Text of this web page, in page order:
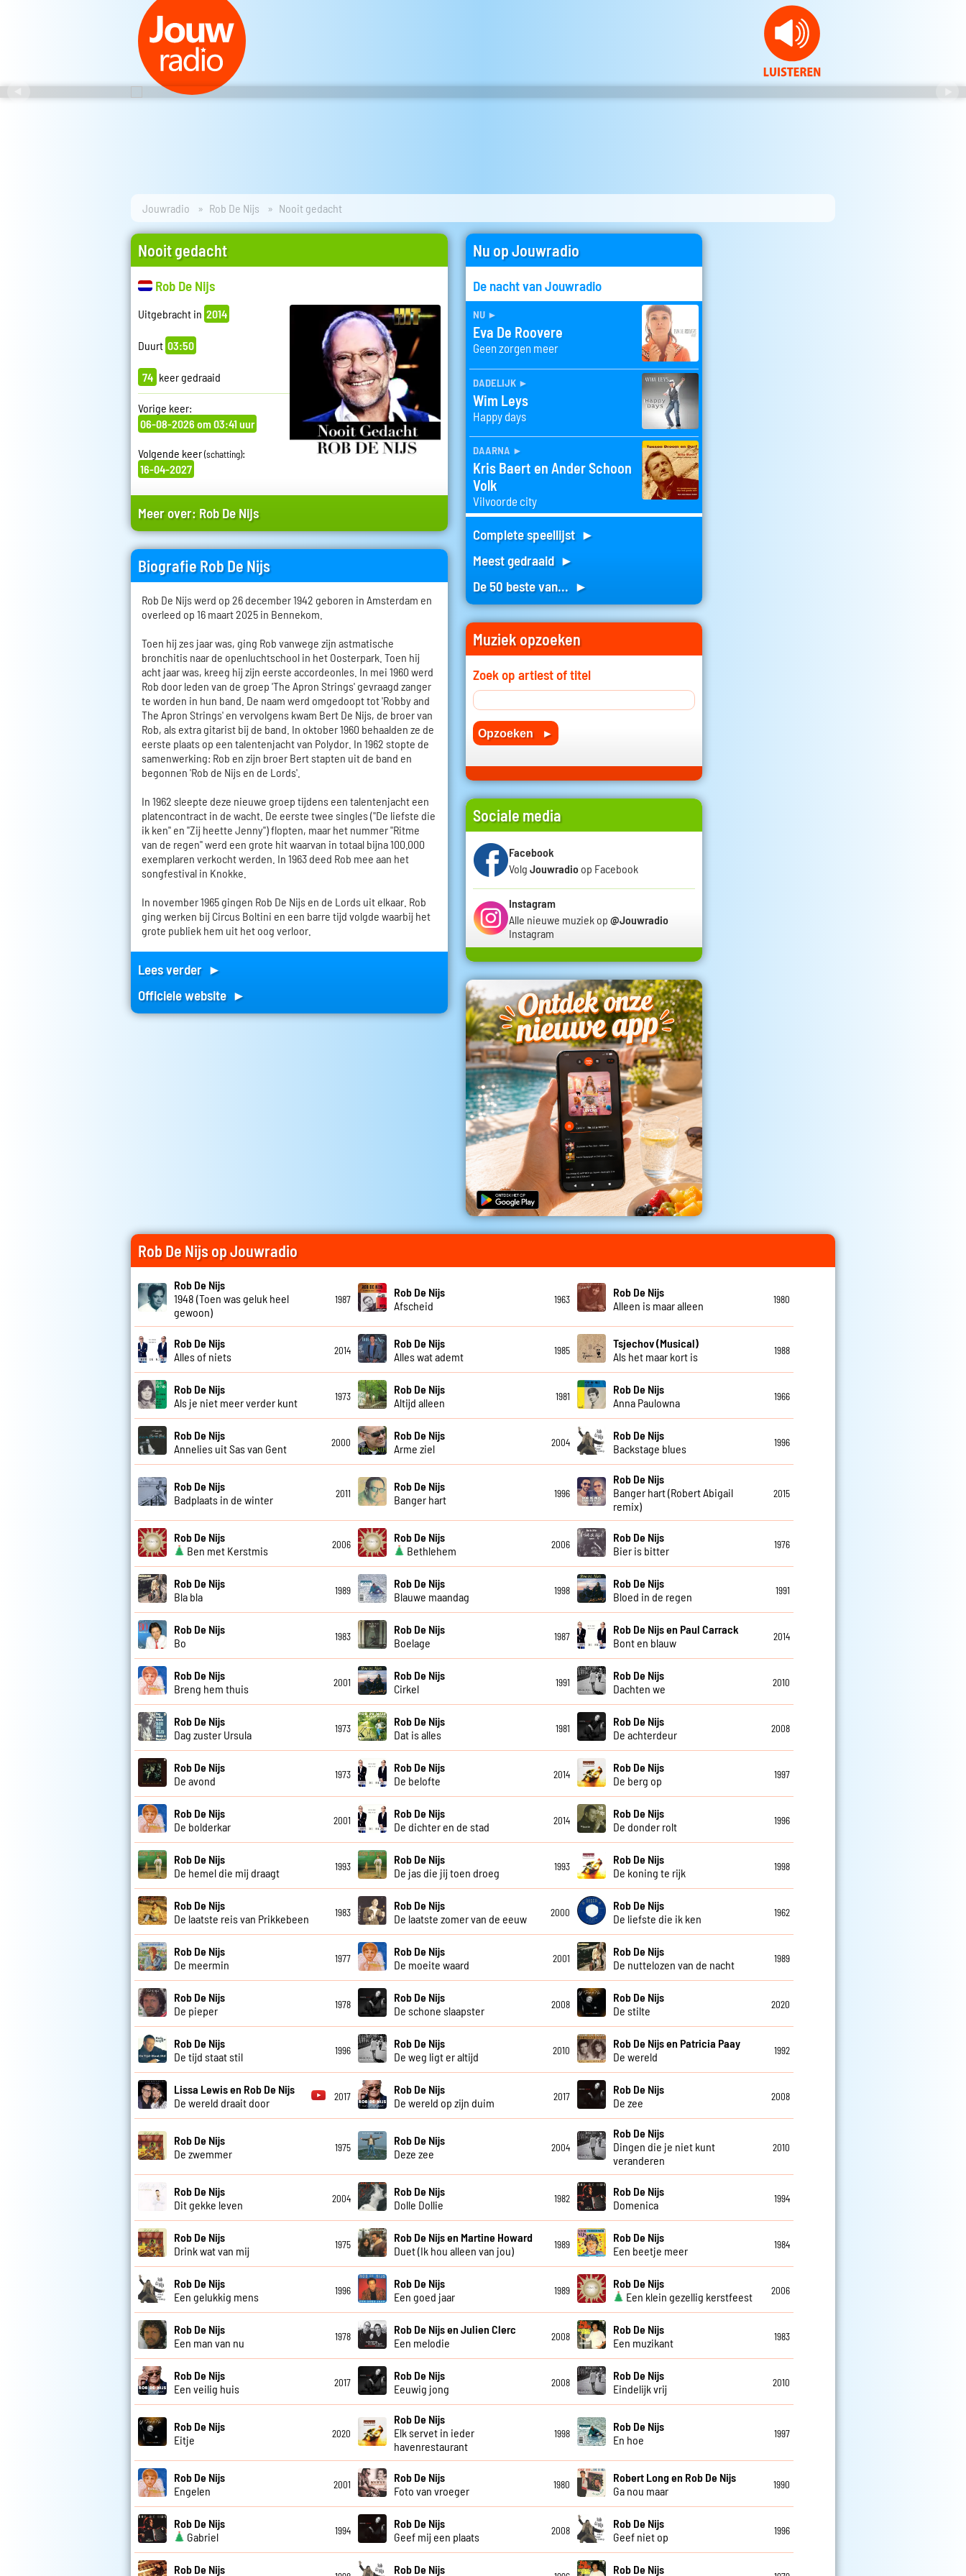
Jouwradio Rob De Nijs Nooit gedacht
Nooit gedacht
Rob De Nijs
Uitgebracht in 2014
Duurt 03:50
74 keer gedraaid
Vorige keer:
06-08-2026 om 03:41 uur
Volgende keer(schatting):
16-04-2027
Meer over: Rob De Nijs
Biografie Rob De Nijs
Rob De Nijs werd op 26 december 1942 geboren in Amsterdam en
overleed op 16 maart 2025 in Bennekom.
Toen hij zes jaar was, ging Rob vanwege zijn astmatische
bronchitis naar de openluchtschool in het Oosterpark. Toen hij
acht jaar was, kreeg hij zijn eerste accordeonles. In mei 1960 werd
Rob door leden van de groep 'The Apron Strings' gevraagd zanger
te worden in hun band. De naam werd omgedoopt tot 'Robby and
The Apron Strings' en vervolgens kwam Bert De Nijs, de broer van
Rob, als extra gitarist bij de band. In oktober 1960 behaalden ze de
eerste plaats op een talentenjacht van Polydor. In 1962 stopte de
samenwerking: Rob en zijn broer Bert stapten uit de band en
begonnen 'Rob de Nijs en de Lords'.
In 1962 sleepte deze nieuwe groep tijdens een talentenjacht een
platencontract in de wacht. De eerste twee singles ("De liefste die
ik ken" en "Zij heette Jenny") flopten, maar het nummer "Ritme
van de regen" werd een grote hit waarvan in totaal bijna 100.000
exemplaren verkocht werden. In 1963 deed Rob mee aan het
songfestival in Knokke.
In november 1965 gingen Rob De Nijs en de Lords uit elkaar. Rob
ging werken bij Circus Boltini en een barre tijd volgde waarbij het
grote publiek hem uit het oog verloor.
Lees verder ►
Officiele website ►
Nu op Jouwradio
De nacht van Jouwradio
nu ►
Eva De Roovere
Geen zorgen meer
dadelijk ►
Wim Leys
Happy days
daarna ►
Kris Baert en Ander Schoon
Volk
Vilvoorde city
Complete speellijst ►
Meest gedraaid ►
De 50 beste van... ►
Muziek opzoeken
Zoek op artiest of titel
Sociale media
Facebook
Volg Jouwradio op Facebook
Instagram
Alle nieuwe muziek op @Jouwradio
Instagram
Rob De Nijs op Jouwradio
Rob De Nijs
1948 (Toen was geluk heel
gewoon)
1987
Rob De Nijs
Afscheid
1963
Rob De Nijs
Alleen is maar alleen
1980
Rob De Nijs
Alles of niets
2014
Rob De Nijs
Alles wat ademt
1985
Tsjechov (Musical)
Als het maar kort is
1988
Rob De Nijs
Als je niet meer verder kunt
1973
Rob De Nijs
Altijd alleen
1981
Rob De Nijs
Anna Paulowna
1966
Rob De Nijs
Annelies uit Sas van Gent
2000
Rob De Nijs
Arme ziel
2004
Rob De Nijs
Backstage blues
1996
Rob De Nijs
Badplaats in de winter
2011
Rob De Nijs
Banger hart
1996
Rob De Nijs
Banger hart (Robert Abigail
remix)
2015
Rob De Nijs
Ben met Kerstmis
2006
Rob De Nijs
Bethlehem
2006
Rob De Nijs
Bier is bitter
1976
Rob De Nijs
Bla bla
1989
Rob De Nijs
Blauwe maandag
1998
Rob De Nijs
Bloed in de regen
1991
Rob De Nijs
Bo
1983
Rob De Nijs
Boelage
1987
Rob De Nijs en Paul Carrack
Bont en blauw
2014
Rob De Nijs
Breng hem thuis
2001
Rob De Nijs
Cirkel
1991
Rob De Nijs
Dachten we
2010
Rob De Nijs
Dag zuster Ursula
1973
Rob De Nijs
Dat is alles
1981
Rob De Nijs
De achterdeur
2008
Rob De Nijs
De avond
1973
Rob De Nijs
De belofte
2014
Rob De Nijs
De berg op
1997
Rob De Nijs
De bolderkar
2001
Rob De Nijs
De dichter en de stad
2014
Rob De Nijs
De donder rolt
1996
Rob De Nijs
De hemel die mij draagt
1993
Rob De Nijs
De jas die jij toen droeg
1993
Rob De Nijs
De koning te rijk
1998
Rob De Nijs
De laatste reis van Prikkebeen
1983
Rob De Nijs
De laatste zomer van de eeuw
2000
Rob De Nijs
De liefste die ik ken
1962
Rob De Nijs
De meermin
1977
Rob De Nijs
De moeite waard
2001
Rob De Nijs
De nuttelozen van de nacht
1989
Rob De Nijs
De pieper
1978
Rob De Nijs
De schone slaapster
2008
Rob De Nijs
De stilte
2020
Rob De Nijs
De tijd staat stil
1996
Rob De Nijs
De weg ligt er altijd
2010
Rob De Nijs en Patricia Paay
De wereld
1992
Lissa Lewis en Rob De Nijs
De wereld draait door
2017
Rob De Nijs
De wereld op zijn duim
2017
Rob De Nijs
De zee
2008
Rob De Nijs
De zwemmer
1975
Rob De Nijs
Deze zee
2004
Rob De Nijs
Dingen die je niet kunt
veranderen
2010
Rob De Nijs
Dit gekke leven
2004
Rob De Nijs
Dolle Dollie
1982
Rob De Nijs
Domenica
1994
Rob De Nijs
Drink wat van mij
1975
Rob De Nijs en Martine Howard
Duet (Ik hou alleen van jou)
1989
Rob De Nijs
Een beetje meer
1984
Rob De Nijs
Een gelukkig mens
1996
Rob De Nijs
Een goed jaar
1989
Rob De Nijs
Een klein gezellig kerstfeest
2006
Rob De Nijs
Een man van nu
1978
Rob De Nijs en Julien Clerc
Een melodie
2008
Rob De Nijs
Een muzikant
1983
Rob De Nijs
Een veilig huis
2017
Rob De Nijs
Eeuwig jong
2008
Rob De Nijs
Eindelijk vrij
2010
Rob De Nijs
Eitje
2020
Rob De Nijs
Elk servet in ieder
havenrestaurant
1998
Rob De Nijs
En hoe
1997
Rob De Nijs
Engelen
2001
Rob De Nijs
Foto van vroeger
1980
Robert Long en Rob De Nijs
Ga nou maar
1990
Rob De Nijs
Gabriel
1994
Rob De Nijs
Geef mij een plaats
2008
Rob De Nijs
Geef niet op
1996
Rob De Nijs
Rob De Nijs
Rob De Nijs